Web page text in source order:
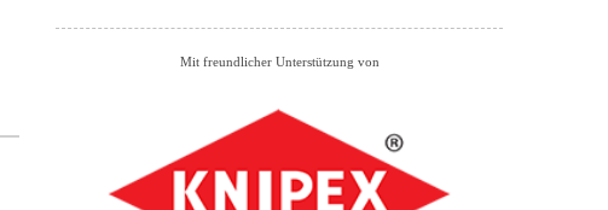
Mit freundlicher Unterstützung von